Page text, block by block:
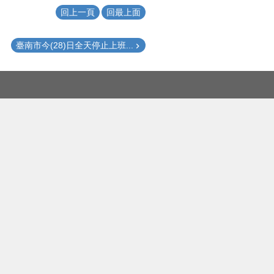
回上一頁 回最上面
臺南市今(28)日全天停止上班...